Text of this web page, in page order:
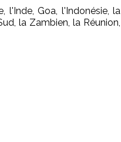
l'Inde, Goa, l'Indonésie, la
la Zambien, la Réunion,